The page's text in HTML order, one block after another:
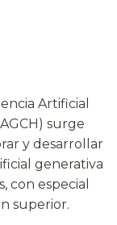
Artificial
surge
y desarrollar
generativa
con especial
superior.